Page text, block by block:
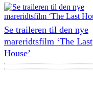
Se traileren til den nye
mareridtsfilm ‘The Last
House’